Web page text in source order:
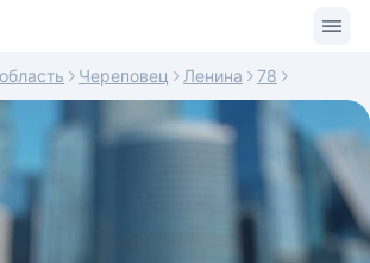
Череповец Ленина 78